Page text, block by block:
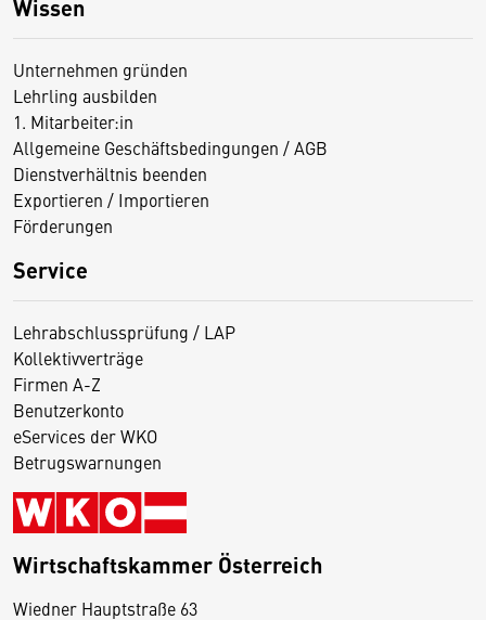
Wissen
Unternehmen gründen
Lehrling ausbilden
1. Mitarbeiter:in
Allgemeine Geschäftsbedingungen / AGB
Dienstverhältnis beenden
Exportieren / Importieren
Förderungen
Service
Lehrabschlussprüfung / LAP
Kollektivverträge
Firmen A-Z
Benutzerkonto
eServices der WKO
Betrugswarnungen
Wirtschaftskammer Österreich
Wiedner Hauptstraße 63
D